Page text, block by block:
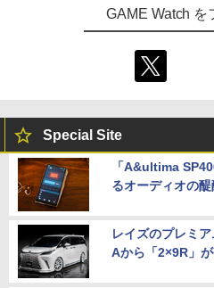
GAME Watch を
Special Site
「A&ultima
るオーディオの醍
レイズのプレミ
Aから「2×9R」が